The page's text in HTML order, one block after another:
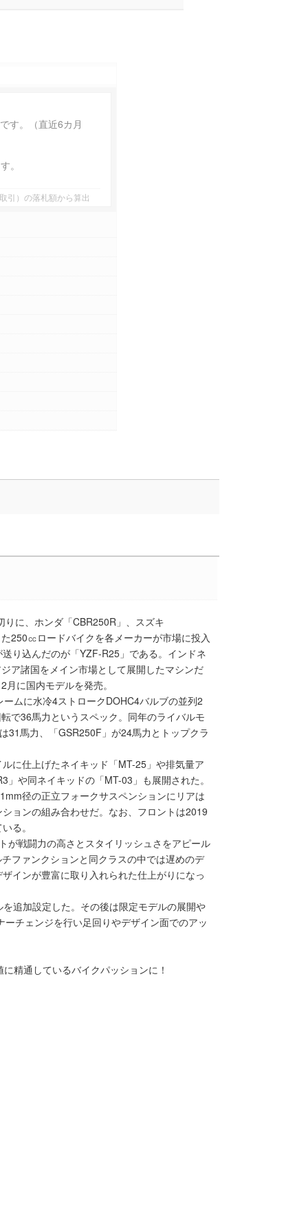
です。（直近6カ月
。
引）の落札額から算出
に、ホンダ「CBR250R」、スズキ
250㏄ロードバイクを各メーカーが市場に投入
り込んだのが「YZF-R25」である。インドネ
ア諸国をメイン市場として展開したマシンだ
に国内モデルを発売。
ムに水冷4ストロークDOHC4バルブの並列2
で36馬力というスペック。同年のライバルモ
31馬力、「GSR250F」が24馬力とトップクラ
に仕上げたネイキッド「MT-25」や排気量ア
や同ネイキッドの「MT-03」も展開された。
径の正立フォークサスペンションにリアは
ョンの組み合わせだ。なお、フロントは2019
る。
が戦闘力の高さとスタイリッシュさをアピール
ファンクションと同クラスの中では遅めのデ
インが豊富に取り入れられた仕上がりになっ
追加設定した。その後は限定モデルの展開や
チェンジを行い足回りやデザイン面でのアッ
精通しているバイクパッションに！